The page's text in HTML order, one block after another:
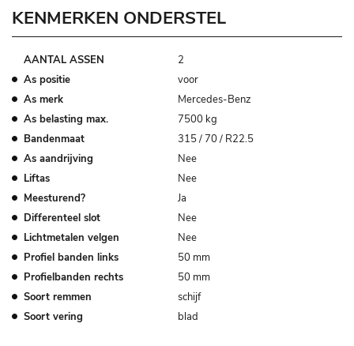
KENMERKEN ONDERSTEL
AANTAL ASSEN
2
As positie
voor
As merk
Mercedes-Benz
As belasting max.
7500 kg
Bandenmaat
315 / 70 / R22.5
As aandrijving
Nee
Liftas
Nee
Meesturend?
Ja
Differenteel slot
Nee
Lichtmetalen velgen
Nee
Profiel banden links
50 mm
Profielbanden rechts
50 mm
Soort remmen
schijf
Soort vering
blad